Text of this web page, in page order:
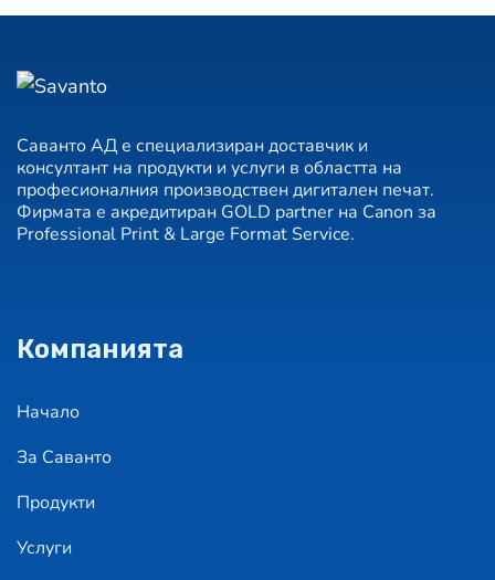
Саванто АД е специализиран доставчик и
консултант на продукти и услуги в областта на
професионалния производствен дигитален печат.
Фирмата е акредитиран GOLD partner на Canon за
Professional Print & Large Format Service.
Компанията
Начало
За Саванто
Продукти
Услуги